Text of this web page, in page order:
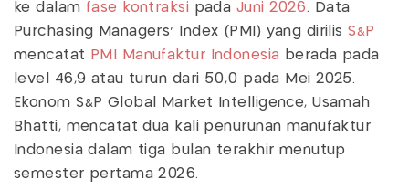
ke dalam fase kontraksi pada Juni 2026. Data
Purchasing Managers’ Index (PMI) yang dirilisS&P
mencatat
PMI Manufaktur Indonesia
berada pada
level 46,9 atau turun dari 50,0 pada Mei 2025.
Ekonom S&P Global Market Intelligence, Usamah
Bhatti, mencatat dua kali penurunan manufaktur
Indonesia dalam tiga bulan terakhir menutup
semester pertama 2026.